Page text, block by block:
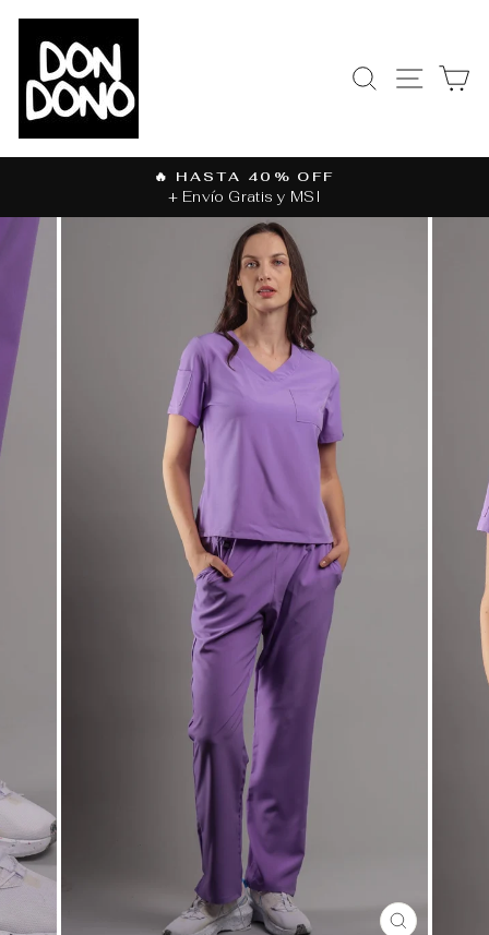
directamente
contenido
BUSCAR
diapositivas
pausa
🔥 HASTA 40% OFF
+ Envío Gratis y MSI